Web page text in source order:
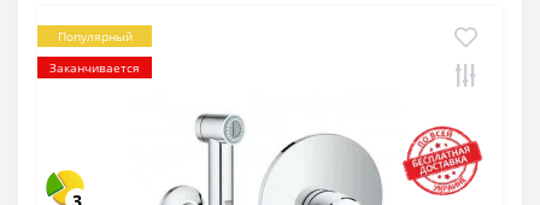
Популярный
Заканчивается
3